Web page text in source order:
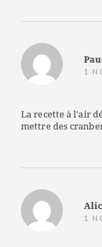
1
La recette à l'air
mettre des
1